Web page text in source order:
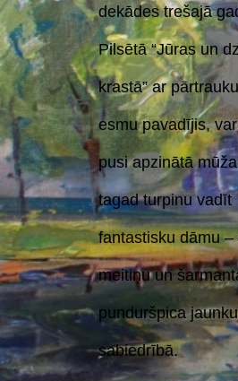
dekādes trešajā
Pilsētā “Jūras un
krastā” ar
esmu pavadījis,
pusi apzinātā
tagad turpinu vadīt
fantastisku dāmu –
meitiņu un
punduršpica
sabiedrībā.